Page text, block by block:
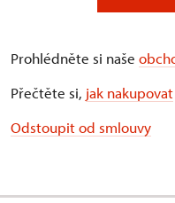
Prohlédněte si naše
Přečtěte si, jak nakupovat
Odstoupit od smlouvy